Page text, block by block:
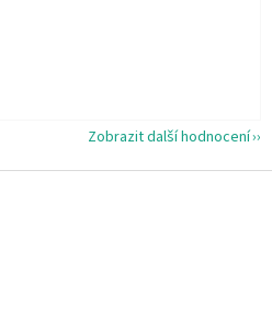
Zobrazit další hodnocení